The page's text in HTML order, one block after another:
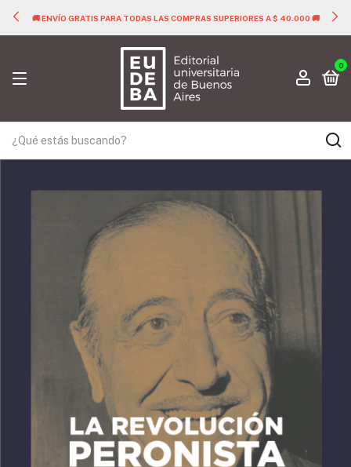
🚚 ENVÍO GRATIS PARA TODAS LAS COMPRAS SUPERIORES A $ 40.000 🚚
0